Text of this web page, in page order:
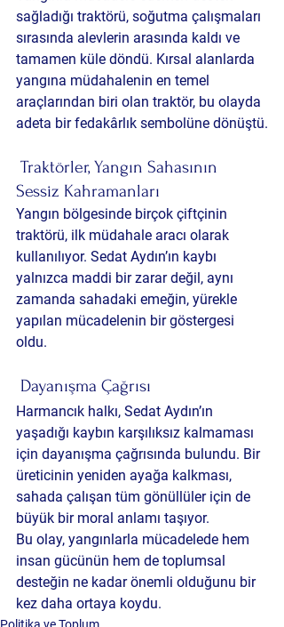
sağladığı traktörü, soğutma çalışmaları
sırasında alevlerin arasında kaldı ve
tamamen küle döndü. Kırsal alanlarda
yangına müdahalenin en temel
araçlarından biri olan traktör, bu olayda
adeta bir fedakârlık sembolüne dönüştü.
Sessiz Kahramanları
Yangın bölgesinde birçok çiftçinin
traktörü, ilk müdahale aracı olarak
kullanılıyor. Sedat Aydın’ın kaybı
yalnızca maddi bir zarar değil, aynı
zamanda sahadaki emeğin, yürekle
yapılan mücadelenin bir göstergesi
oldu.
Dayanışma Çağrısı
Harmancık halkı, Sedat Aydın’ın
yaşadığı kaybın karşılıksız kalmaması
için dayanışma çağrısında bulundu. Bir
üreticinin yeniden ayağa kalkması,
sahada çalışan tüm gönüllüler için de
büyük bir moral anlamı taşıyor.
Bu olay, yangınlarla mücadelede hem
insan gücünün hem de toplumsal
desteğin ne kadar önemli olduğunu bir
kez daha ortaya koydu.
Politika ve Toplum